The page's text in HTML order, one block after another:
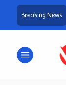
Breaking News
Lakukan Studi Tiru ke
Sukses Raih
menu